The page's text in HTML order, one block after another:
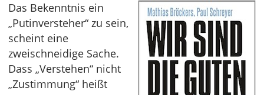
Das Bekenntnis ein
„Putinversteher“ zu sein,
scheint eine
zweischneidige Sache.
Dass „Verstehen“ nicht
„Zustimmung“ heißt